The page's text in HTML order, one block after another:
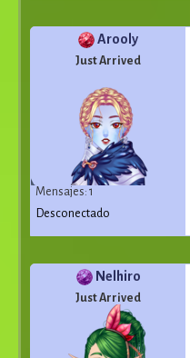
Arooly
Just Arrived
Mensajes: 1
Desconectado
Nelhiro
Just Arrived